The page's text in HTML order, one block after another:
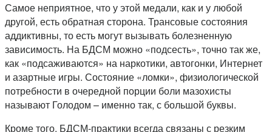
Самое неприятное, что у этой медали, как и у любой
другой, есть обратная сторона. Трансовые состояния
аддиктивны, то есть могут вызывать болезненную
зависимость. На БДСМ можно «подсесть», точно так же,
как «подсаживаются» на наркотики, автогонки, Интернет
и азартные игры. Состояние «ломки», физиологической
потребности в очередной порции боли мазохисты
называют Голодом – именно так, с большой буквы.
Кроме того, БДСМ-практики всегда связаны с резким